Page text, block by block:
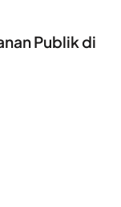
Publik di